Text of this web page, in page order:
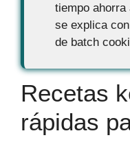
tiempo
se explica
de batch
Recetas
rápidas